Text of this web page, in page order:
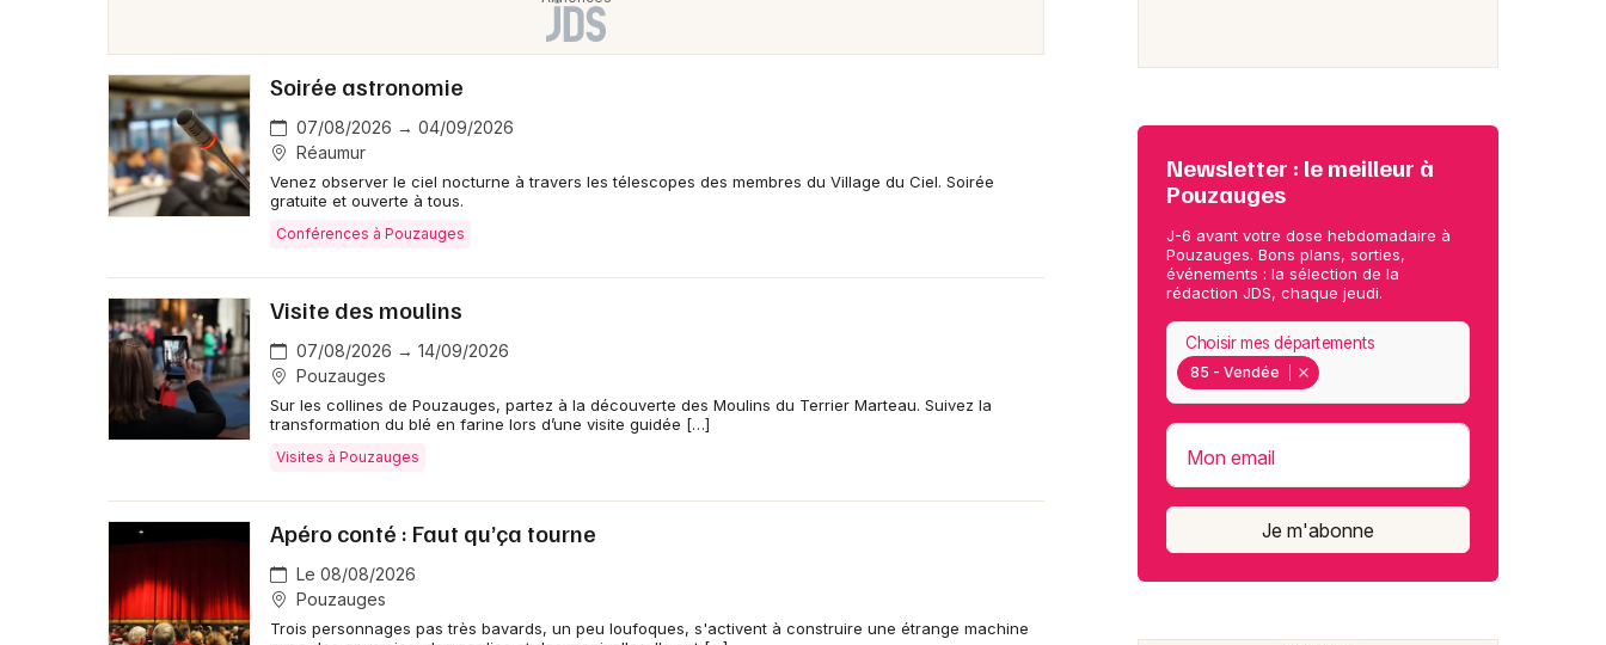
Mon email
Je m'abonne
Soirée astronomie
07/08/2026 → 04/09/2026
Réaumur
Venez observer le ciel nocturne à travers les télescopes des membres du Village du Ciel. Soirée
gratuite et ouverte à tous.
Conférences à Pouzauges
Visite des moulins
07/08/2026 → 14/09/2026
Pouzauges
Sur les collines de Pouzauges, partez à la découverte des Moulins du Terrier Marteau. Suivez la
transformation du blé en farine lors d’une visite guidée […]
Visites à Pouzauges
Apéro conté : Faut qu’ça tourne
Le 08/08/2026
Pouzauges
Trois personnages pas très bavards, un peu loufoques, s'activent à construire une étrange machine
Newsletter : le meilleur à
Pouzauges
J-6 avant votre dose hebdomadaire à
Pouzauges. Bons plans, sorties,
événements : la sélection de la
rédaction JDS, chaque jeudi.
85 - Vendée
Choisir mes départements
Mon email
Je m'abonne